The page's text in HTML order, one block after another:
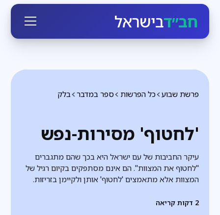
חב״דבישראל
בלק ספר במדבר כל הפרשות פרשת שבוע
'לחטוף' מסירות-נפש
עיקר החביבות של עם ישראל היא בכך שהם מתגברים
"לחטוף את המצוות". הם אינם מסתפקים בקיום רגיל של
המצוות אלא מתאמצים 'לחטוף' אותן ולקיימן בזריזות.
2 דקות קריאה